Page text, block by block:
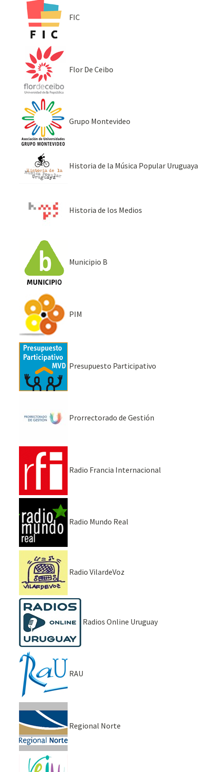
FIC
Flor De Ceibo
Grupo Montevideo
Historia de la Música Popular Uruguaya
Historia de los Medios
Municipio B
PIM
Presupuesto Participativo
Prorrectorado de Gestión
Radio Francia Internacional
Radio Mundo Real
Radio VilardeVoz
Radios Online Uruguay
RAU
Regional Norte